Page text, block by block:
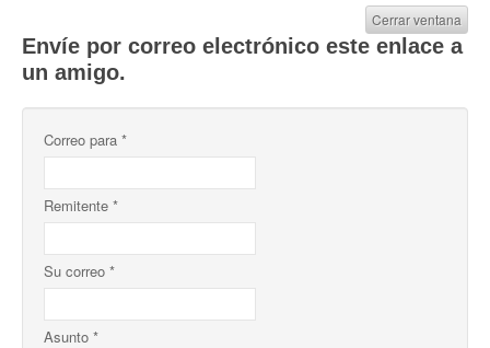
Envíe por correo electrónico este enlace a
un amigo.
Cerrar ventana
Correo para *
Remitente *
Su correo *
Asunto *